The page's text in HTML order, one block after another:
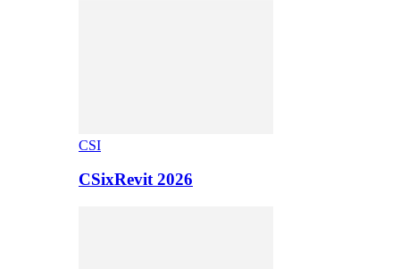
CSI
CSixRevit 2026